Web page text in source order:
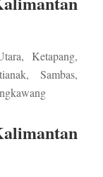
Ketapang,
Sambas,